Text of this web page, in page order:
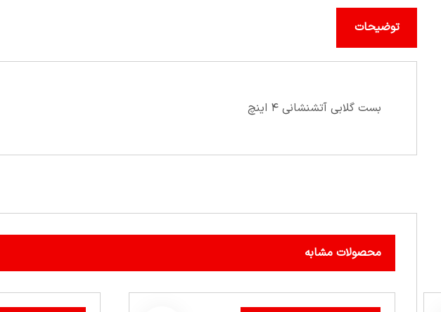
توضیحات
بست گلابی آتشنشانی ۴ اینچ
محصولات مشابه